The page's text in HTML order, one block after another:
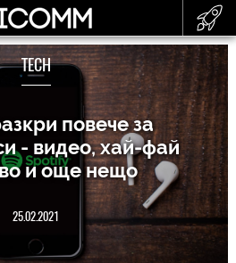
TECH
повече за
- видео, хай-фай
и още нещо
25.02.2021